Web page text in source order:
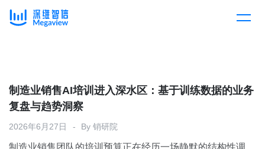
产品总览
产品集成
解决方案
按行业
客户案例
制造业销售AI培训进入深水区：基于训练数据的业务
复盘与趋势洞察
2026年6月27日 By 销研院
制造业销售团队的培训预算正在经历一场静默的结构性调